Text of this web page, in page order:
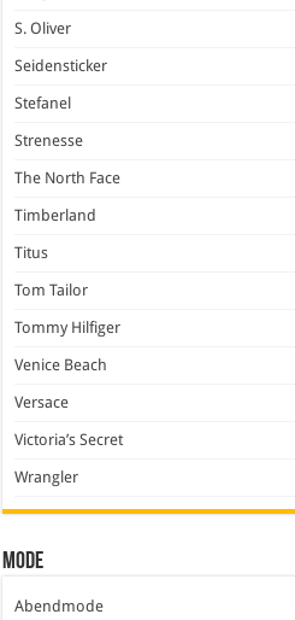
S. Oliver
Seidensticker
Stefanel
Strenesse
The North Face
Timberland
Titus
Tom Tailor
Tommy Hilfiger
Venice Beach
Versace
Victoria’s Secret
Wrangler
Mode
Abendmode